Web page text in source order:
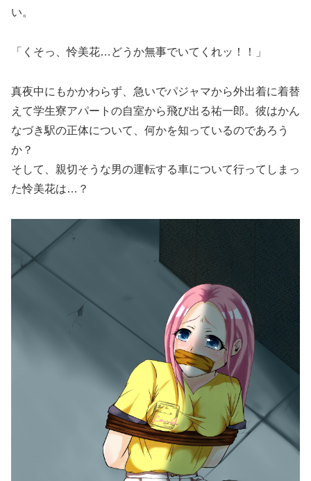
い。
「くそっ、怜美花…どうか無事でいてくれッ！！」
真夜中にもかかわらず、急いでパジャマから外出着に着替
えて学生寮アパートの自室から飛び出る祐一郎。彼はかん
なづき駅の正体について、何かを知っているのであろう
か？
そして、親切そうな男の運転する車について行ってしまっ
た怜美花は…？